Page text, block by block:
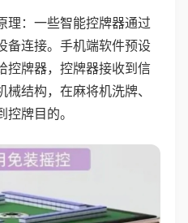
理：一些智能控牌器通过
备连接。手机端软件预设
控牌器，控牌器接收到信
结构，在麻将机洗牌、
牌目的。